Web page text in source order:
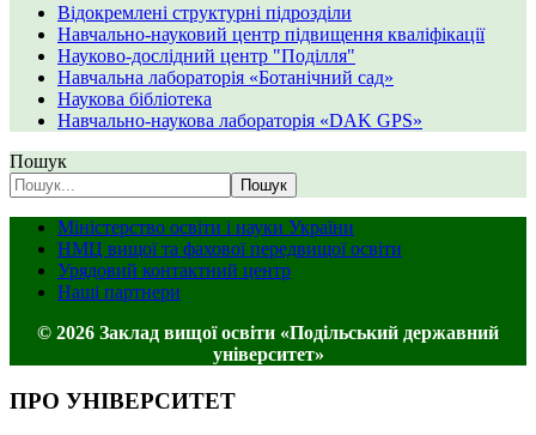
Відокремлені структурні підрозділи
Навчально-науковий центр підвищення кваліфікації
Науково-дослідний центр "Поділля"
Навчальна лабораторія «Ботанічний сад»
Наукова бібліотека
Навчально-наукова лабораторія «DAK GPS»
Пошук
Пошук
Міністерство освіти і науки України
НМЦ вищої та фахової передвищої освіти
Урядовий контактний центр
Наші партнери
© 2026 Заклад вищої освіти «Подільський державний
університет»
ПРО УНІВЕРСИТЕТ